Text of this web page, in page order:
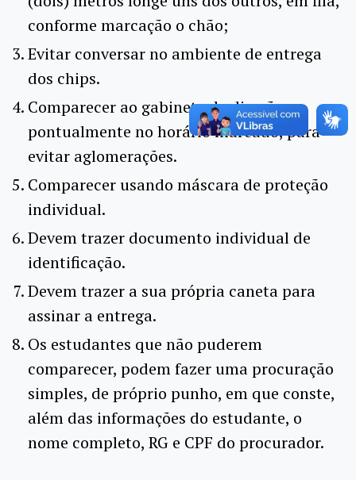
conforme marcação o chão;
Evitar conversar no ambiente de entrega
dos chips.
Comparecer ao gabinete de direção
pontualmente no horário marcado, para
evitar aglomerações.
Comparecer usando máscara de proteção
individual.
Devem trazer documento individual de
identificação.
Devem trazer a sua própria caneta para
assinar a entrega.
Os estudantes que não puderem
comparecer, podem fazer uma procuração
simples, de próprio punho, em que conste,
além das informações do estudante, o
nome completo, RG e CPF do procurador.